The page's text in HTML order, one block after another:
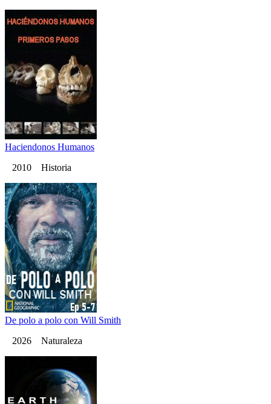
Haciendonos Humanos
2010 Historia
De polo a polo con Will Smith
2026 Naturaleza